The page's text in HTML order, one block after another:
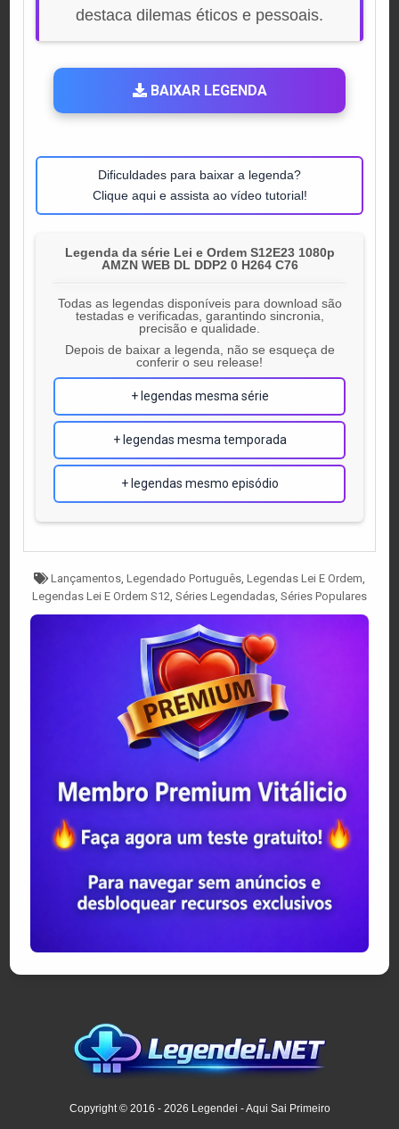
destaca dilemas éticos e pessoais.
BAIXAR LEGENDA
Dificuldades para baixar a legenda?
Clique aqui e assista ao vídeo tutorial!
Legenda da série Lei e Ordem S12E23 1080p
AMZN WEB DL DDP2 0 H264 C76
Todas as legendas disponíveis para download são
testadas e verificadas, garantindo sincronia,
precisão e qualidade.
Depois de baixar a legenda, não se esqueça de
conferir o seu release!
+ legendas mesma série
+ legendas mesma temporada
+ legendas mesmo episódio
Tagged
Lançamentos Legendado Português Legendas Lei E Ordem
Legendas Lei E Ordem S12 Séries Legendadas Séries Populares
Copyright © 2016 - 2026 Legendei - Aqui Sai Primeiro